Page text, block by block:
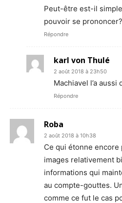
Peut-être est-il
pouvoir se prononcer?
Répondre
karl von Thulé
2 août 2018 à 23h50
Machiavel l’a
Répondre
Roba
2 août 2018 à 10h38
Ce qui étonne encore
images relativement
informations qui
au compte-gouttes.
comme ce fut le cas